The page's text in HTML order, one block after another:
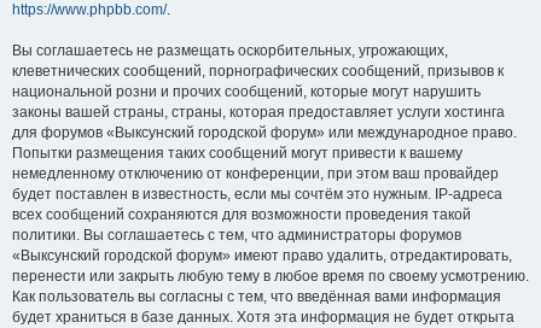
https://www.phpbb.com/.
Вы соглашаетесь не размещать оскорбительных, угрожающих,
клеветнических сообщений, порнографических сообщений, призывов к
национальной розни и прочих сообщений, которые могут нарушить
законы вашей страны, страны, которая предоставляет услуги хостинга
для форумов «Выксунский городской форум» или международное право.
Попытки размещения таких сообщений могут привести к вашему
немедленному отключению от конференции, при этом ваш провайдер
будет поставлен в известность, если мы сочтём это нужным. IP-адреса
всех сообщений сохраняются для возможности проведения такой
политики. Вы соглашаетесь с тем, что администраторы форумов
«Выксунский городской форум» имеют право удалить, отредактировать,
перенести или закрыть любую тему в любое время по своему усмотрению.
Как пользователь вы согласны с тем, что введённая вами информация
будет храниться в базе данных. Хотя эта информация не будет открыта